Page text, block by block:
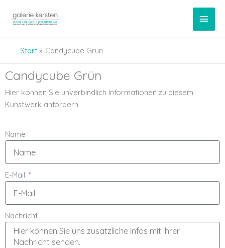
springen
Inhalt
Start Candycube Grün
Candycube Grün
Hier können Sie unverbindlich Informationen zu diesem
Kunstwerk anfordern.
Name
E-Mail
Nachricht